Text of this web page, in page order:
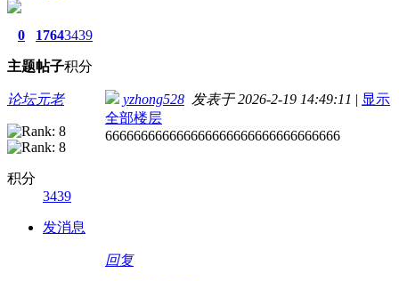
0
主题
1764
帖子
3439
积分
论坛元老
积分
3439
发消息
yzhong528 发表于 2026-2-19 14:49:11 | 显示
全部楼层
666666666666666666666666666666666
回复